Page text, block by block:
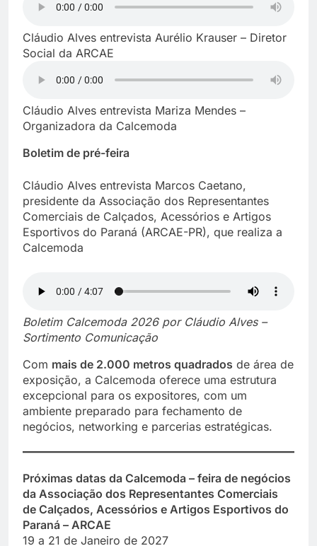
Cláudio Alves entrevista Aurélio Krauser – Diretor
Social da ARCAE
Cláudio Alves entrevista Mariza Mendes –
Organizadora da Calcemoda
Boletim de pré-feira
Cláudio Alves entrevista Marcos Caetano,
presidente da Associação dos Representantes
Comerciais de Calçados, Acessórios e Artigos
Esportivos do Paraná (ARCAE-PR), que realiza a
Calcemoda
Boletim Calcemoda 2026 por Cláudio Alves –
Sortimento Comunicação
Com mais de 2.000 metros quadrados de área de
exposição, a Calcemoda oferece uma estrutura
excepcional para os expositores, com um
ambiente preparado para fechamento de
negócios, networking e parcerias estratégicas.
Próximas datas da Calcemoda – feira de negócios
da Associação dos Representantes Comerciais
de Calçados, Acessórios e Artigos Esportivos do
Paraná – ARCAE
19 a 21 de Janeiro de 2027